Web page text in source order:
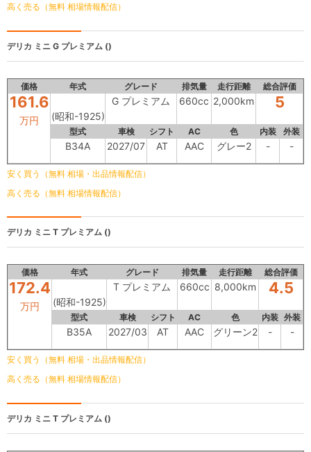
高く売る（無料 相場情報配信）
デリカ ミニ G プレミアム ()
価格 年式 グレード 排気量 走行距離 総合評価
161.6
万円 (昭和-1925)
G プレミアム 660cc 2,000km 5
型式 車検 シフト AC 色 内装 外装
B34A 2027/07 AT AAC グレー2 - -
安く買う（無料 相場・出品情報配信）
高く売る（無料 相場情報配信）
デリカ ミニ T プレミアム ()
価格 年式 グレード 排気量 走行距離 総合評価
172.4
万円 (昭和-1925)
T プレミアム 660cc 8,000km 4.5
型式 車検 シフト AC 色 内装 外装
B35A 2027/03 AT AAC グリーン2 - -
安く買う（無料 相場・出品情報配信）
高く売る（無料 相場情報配信）
デリカ ミニ T プレミアム ()